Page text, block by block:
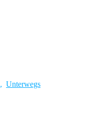
, Unterwegs